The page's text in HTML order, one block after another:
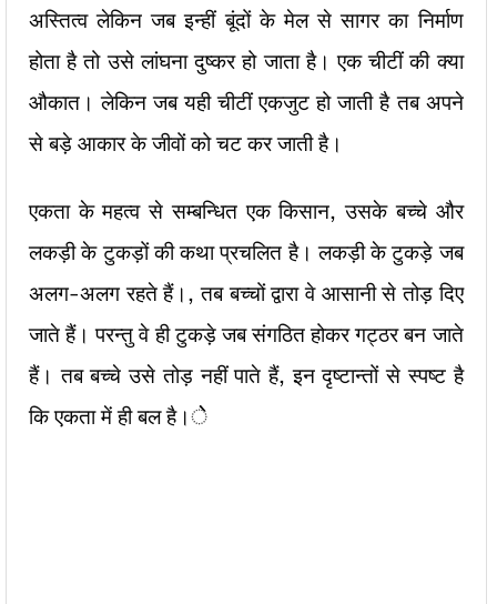
अस्तित्व लेकिन जब इन्हीं बूंदों के मेल से सागर का निर्माण
होता है तो उसे लांघना दुष्कर हो जाता है। एक चीटीं की क्या
औकात। लेकिन जब यही चीटीं एकजुट हो जाती है तब अपने
से बड़े आकार के जीवों को चट कर जाती है।
एकता के महत्व से सम्बन्धित एक किसान, उसके बच्चे और
लकड़ी के टुकड़ों की कथा प्रचलित है। लकड़ी के टुकड़े जब
अलग-अलग रहते हैं।, तब बच्चों द्वारा वे आसानी से तोड़ दिए
जाते हैं। परन्तु वे ही टुकड़े जब संगठित होकर गट्ठर बन जाते
हैं। तब बच्चे उसे तोड़ नहीं पाते हैं, इन दृष्टान्तों से स्पष्ट है
कि एकता में ही बल है।ेे